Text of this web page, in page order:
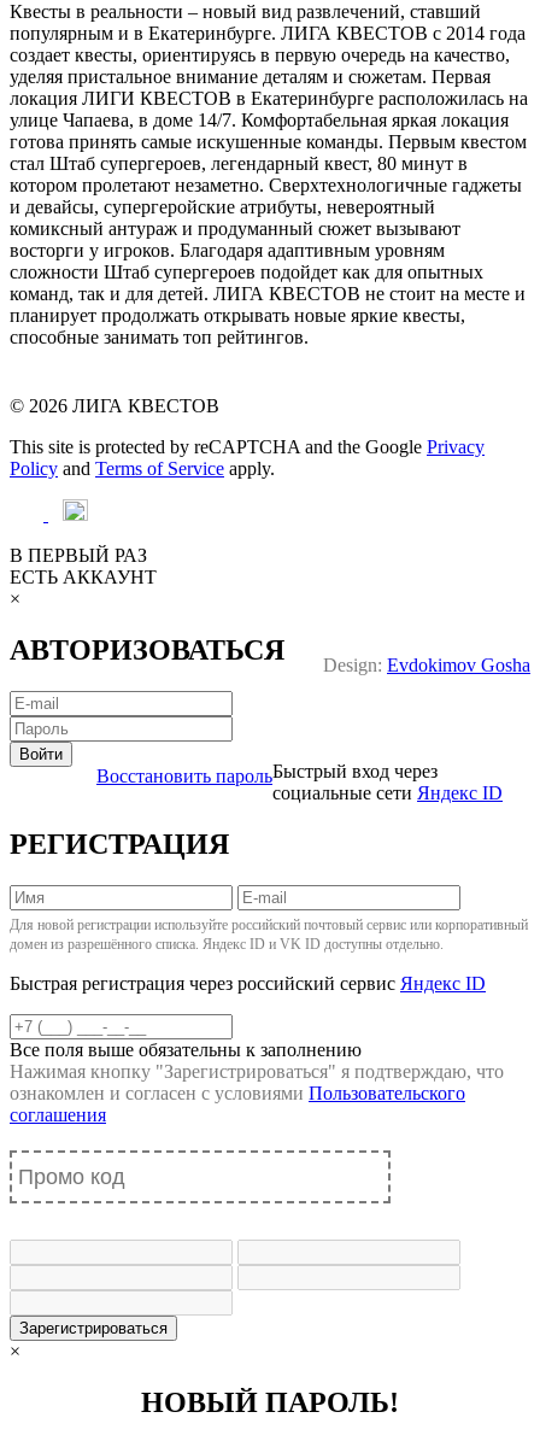
Квесты в реальности – новый вид развлечений, ставший
популярным и в Екатеринбурге. ЛИГА КВЕСТОВ с 2014 года
создает квесты, ориентируясь в первую очередь на качество,
уделяя пристальное внимание деталям и сюжетам. Первая
локация ЛИГИ КВЕСТОВ в Екатеринбурге расположилась на
улице Чапаева, в доме 14/7. Комфортабельная яркая локация
готова принять самые искушенные команды. Первым квестом
стал Штаб супергероев, легендарный квест, 80 минут в
котором пролетают незаметно. Сверхтехнологичные гаджеты
и девайсы, супергеройские атрибуты, невероятный
комиксный антураж и продуманный сюжет вызывают
восторги у игроков. Благодаря адаптивным уровням
сложности Штаб супергероев подойдет как для опытных
команд, так и для детей. ЛИГА КВЕСТОВ не стоит на месте и
планирует продолжать открывать новые яркие квесты,
способные занимать топ рейтингов.
© 2026 ЛИГА КВЕСТОВ
This site is protected by reCAPTCHA and the Google Privacy
Policy and Terms of Service apply.
Design: Evdokimov Gosha
В ПЕРВЫЙ РАЗ
ЕСТЬ АККАУНТ
×
АВТОРИЗОВАТЬСЯ
Войти
Восстановить парольБыстрый вход через
социальные сети Яндекс ID
РЕГИСТРАЦИЯ
Для новой регистрации используйте российский почтовый сервис или корпоративный
домен из разрешённого списка. Яндекс ID и VK ID доступны отдельно.
Быстрая регистрация через российский сервис Яндекс ID
Все поля выше обязательны к заполнению
Нажимая кнопку "Зарегистрироваться" я подтверждаю, что
ознакомлен и согласен с условиями Пользовательского
соглашения
Зарегистрироваться
×
НОВЫЙ ПАРОЛЬ!